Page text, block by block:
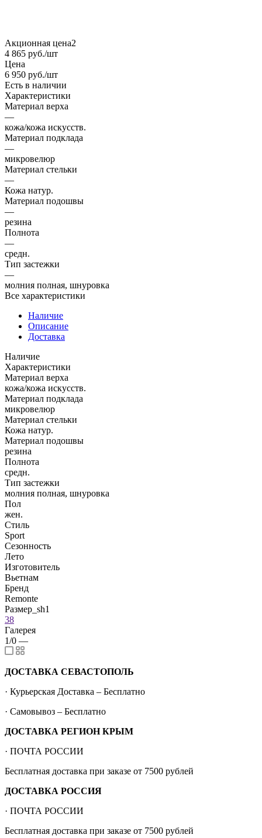
Акционная цена2
4 865 руб./шт
Цена
6 950 руб./шт
Есть в наличии
Характеристики
Материал верха
—
кожа/кожа искусств.
Материал подклада
—
микровелюр
Материал стельки
—
Кожа натур.
Материал подошвы
—
резина
Полнота
—
средн.
Тип застежки
—
молния полная, шнуровка
Все характеристики
Наличие
Описание
Доставка
Наличие
Характеристики
Материал верха
кожа/кожа искусств.
Материал подклада
микровелюр
Материал стельки
Кожа натур.
Материал подошвы
резина
Полнота
средн.
Тип застежки
молния полная, шнуровка
Пол
жен.
Стиль
Sport
Сезонность
Лето
Изготовитель
Вьетнам
Бренд
Remonte
Размер_sh1
38
Галерея
1/0 —
ДОСТАВКА СЕВАСТОПОЛЬ
· Курьерская Доставка – Бесплатно
· Самовывоз – Бесплатно
ДОСТАВКА РЕГИОН КРЫМ
· ПОЧТА РОССИИ
Бесплатная доставка при заказе от 7500 рублей
ДОСТАВКА РОССИЯ
· ПОЧТА РОССИИ
Бесплатная доставка при заказе от 7500 рублей